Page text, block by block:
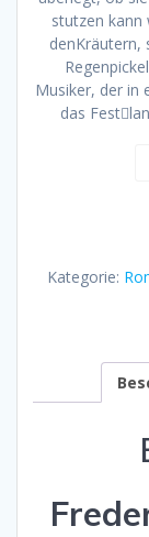
stutzen kann
denKräutern,
Musiker, der in
das
Kategorie: